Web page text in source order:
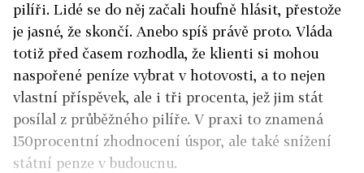
pilíři. Lidé se do něj začali houfně hlásit, přestože
je jasné, že skončí. Anebo spíš právě proto. Vláda
totiž před časem rozhodla, že klienti si mohou
naspořené peníze vybrat v hotovosti, a to nejen
vlastní příspěvek, ale i tři procenta, jež jim stát
posílal z průběžného pilíře. V praxi to znamená
150procentní zhodnocení úspor, ale také snížení
státní penze v budoucnu.